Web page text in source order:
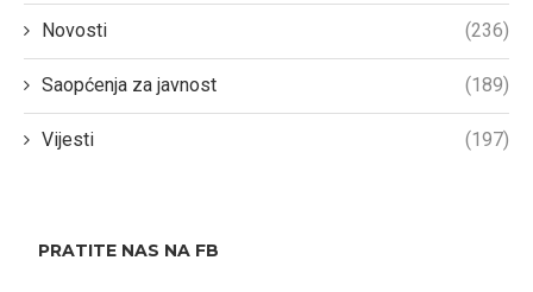
Novosti (236)
Saopćenja za javnost (189)
Vijesti (197)
PRATITE NAS NA FB